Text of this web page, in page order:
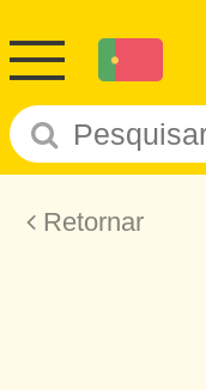
Retornar